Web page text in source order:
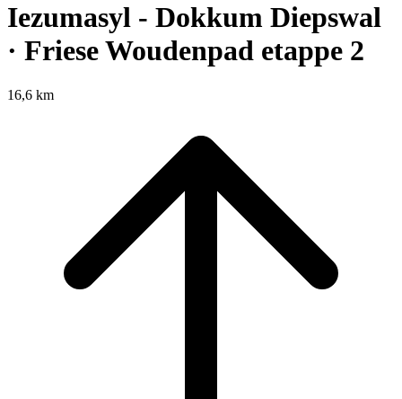
Iezumasyl - Dokkum Diepswal
· Friese Woudenpad etappe 2
16,6 km